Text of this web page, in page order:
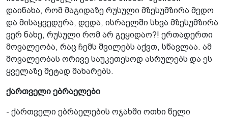
დაინახა, რომ მაგიდაზე რუსული მზესუმზირა მედო
და მისაყვედურა, დედა, ისრაელში სხვა მზესუმზირა
ვერ ნახე, რუსული რომ არ გეყიდაო?! ერთადერთი
მოვალეობა, რაც ჩემს შვილებს აქვთ, სწავლაა. ამ
მოვალეობას ორივე საუკეთესოდ ასრულებს და ეს
ყველაზე მეტად მახარებს.
ქართველი ებრაელები
- ქართველი ებრაელების ოჯახში ოთხი წელი